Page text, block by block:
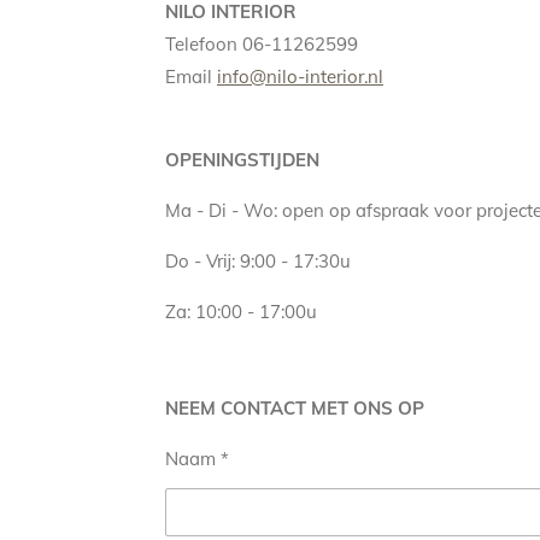
NILO INTERIOR
Telefoon 06-11262599
Email info@nilo-interior.nl
OPENINGSTIJDEN
Ma - Di - Wo: open op afspraak voor
Do - Vrij: 9:00 - 17:30u
Za: 10:00 - 17:00u
NEEM CONTACT MET ONS OP
Naam *